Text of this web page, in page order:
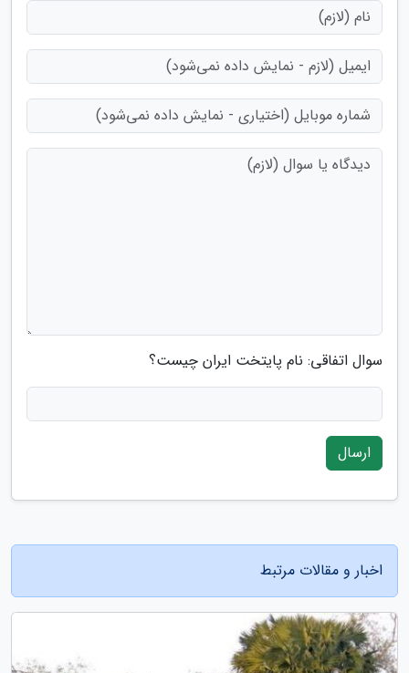
سوال اتفاقی: نام پایتخت ایران چیست؟
ارسال
اخبار و مقالات مرتبط